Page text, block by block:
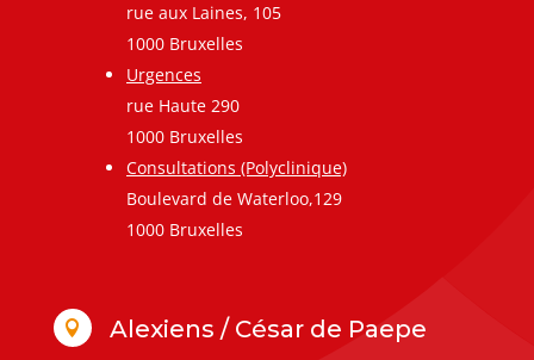
rue aux Laines, 105
1000 Bruxelles
Urgences
rue Haute 290
1000 Bruxelles
Consultations (Polyclinique)
Boulevard de Waterloo,129
1000 Bruxelles
 Alexiens / César de Paepe